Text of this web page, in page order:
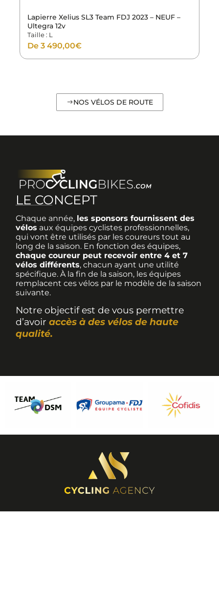
Lapierre Xelius SL3 Team FDJ 2023 – NEUF –
Ultegra 12v
Taille : L
De 3 490,00€
NOS VÉLOS DE ROUTE
LE CONCEPT
Chaque année, les sponsors fournissent des
vélos aux équipes cyclistes professionnelles,
qui vont être utilisés par les coureurs tout au
long de la saison. En fonction des équipes,
chaque coureur peut recevoir entre 4 et 7
vélos différents, chacun ayant une utilité
spécifique. À la fin de la saison, les équipes
remplacent ces vélos par le modèle de la saison
suivante.
Notre objectif est de vous permettre
d’avoiraccès à des vélos de haute
qualité.